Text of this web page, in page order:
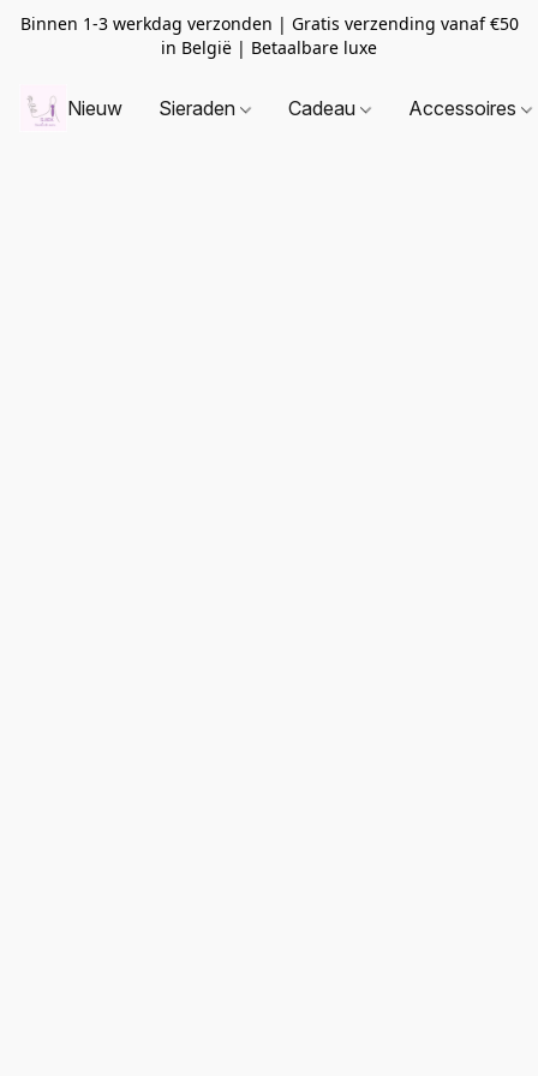
Binnen 1-3 werkdag verzonden | Gratis verzending vanaf €50
in België | Betaalbare luxe
Nieuw Sieraden Cadeau Accessoires